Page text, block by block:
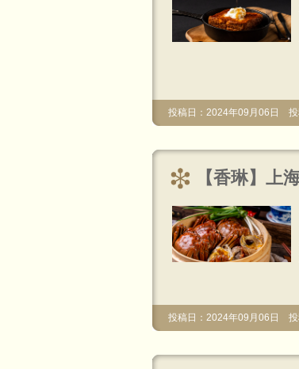
投稿日：2024年09月06日
【香琳】上
投稿日：2024年09月06日